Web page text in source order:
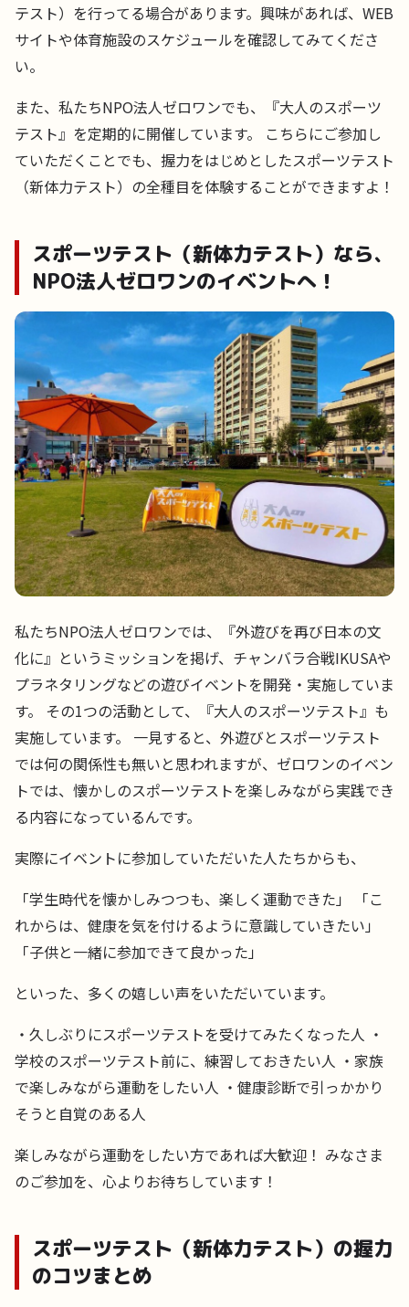
テスト）を行ってる場合があります。興味があれば、WEB
サイトや体育施設のスケジュールを確認してみてくださ
い。
また、私たちNPO法人ゼロワンでも、『大人のスポーツ
テスト』を定期的に開催しています。 こちらにご参加し
ていただくことでも、握力をはじめとしたスポーツテスト
（新体力テスト）の全種目を体験することができますよ！
スポーツテスト（新体力テスト）なら、
NPO法人ゼロワンのイベントへ！
私たちNPO法人ゼロワンでは、『外遊びを再び日本の文
化に』というミッションを掲げ、チャンバラ合戦IKUSAや
プラネタリングなどの遊びイベントを開発・実施していま
す。 その1つの活動として、『大人のスポーツテスト』も
実施しています。 一見すると、外遊びとスポーツテスト
では何の関係性も無いと思われますが、ゼロワンのイベン
トでは、懐かしのスポーツテストを楽しみながら実践でき
る内容になっているんです。
実際にイベントに参加していただいた人たちからも、
「学生時代を懐かしみつつも、楽しく運動できた」 「こ
れからは、健康を気を付けるように意識していきたい」
「子供と一緒に参加できて良かった」
といった、多くの嬉しい声をいただいています。
・久しぶりにスポーツテストを受けてみたくなった人 ・
学校のスポーツテスト前に、練習しておきたい人 ・家族
で楽しみながら運動をしたい人 ・健康診断で引っかかり
そうと自覚のある人
楽しみながら運動をしたい方であれば大歓迎！ みなさま
のご参加を、心よりお待ちしています！
スポーツテスト（新体力テスト）の握力
のコツまとめ